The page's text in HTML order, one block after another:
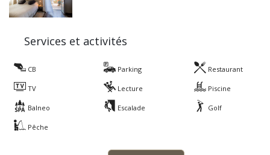
Services et activités
CB Parking Restaurant
TV Lecture Piscine
Balneo Escalade Golf
Pêche